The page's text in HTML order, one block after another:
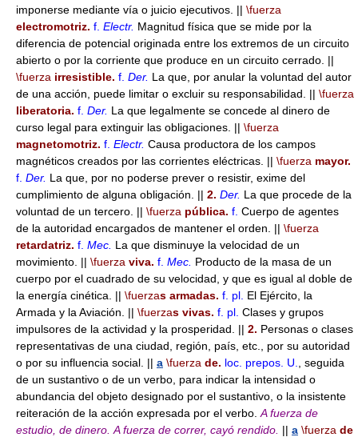
imponerse mediante vía o juicio ejecutivos. || \fuerza
electromotriz. f. Electr. Magnitud física que se mide por la
diferencia de potencial originada entre los extremos de un circuito
abierto o por la corriente que produce en un circuito cerrado. ||
\fuerza irresistible. f. Der. La que, por anular la voluntad del autor
de una acción, puede limitar o excluir su responsabilidad. || \fuerza
liberatoria. f. Der. La que legalmente se concede al dinero de
curso legal para extinguir las obligaciones. || \fuerza
magnetomotriz. f. Electr. Causa productora de los campos
magnéticos creados por las corrientes eléctricas. || \fuerza mayor.
f. Der. La que, por no poderse prever o resistir, exime del
cumplimiento de alguna obligación. || 2. Der. La que procede de la
voluntad de un tercero. || \fuerza pública. f. Cuerpo de agentes
de la autoridad encargados de mantener el orden. || \fuerza
retardatriz. f. Mec. La que disminuye la velocidad de un
movimiento. || \fuerza viva. f. Mec. Producto de la masa de un
cuerpo por el cuadrado de su velocidad, y que es igual al doble de
la energía cinética. || \fuerzas armadas. f. pl. El Ejército, la
Armada y la Aviación. || \fuerzas vivas. f. pl. Clases y grupos
impulsores de la actividad y la prosperidad. || 2. Personas o clases
representativas de una ciudad, región, país, etc., por su autoridad
o por su influencia social. || a \fuerza de. loc. prepos. U.
, seguida
de un sustantivo o de un verbo, para indicar la intensidad o
abundancia del objeto designado por el sustantivo, o la insistente
reiteración de la acción expresada por el verbo. A fuerza de
estudio, de dinero. A fuerza de correr, cayó rendido. || a \fuerza de